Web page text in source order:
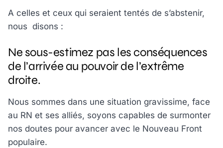
A celles et ceux qui seraient tentés de s’abstenir,
nous disons :
Ne sous-estimez pas les conséquences
de l’arrivée au pouvoir de l’extrême
droite.
Nous sommes dans une situation gravissime, face
au RN et ses alliés, soyons capables de surmonter
nos doutes pour avancer avec le Nouveau Front
populaire.